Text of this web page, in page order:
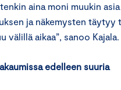
aina moni muukin
ja näkemysten täytyy
välillä aikaa”, sanoo Kajala.
edelleen suuria